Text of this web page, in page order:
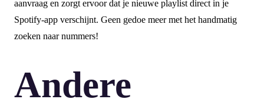
aanvraag en zorgt ervoor dat je nieuwe playlist direct in je
Spotify-app verschijnt. Geen gedoe meer met het handmatig
zoeken naar nummers!
Andere